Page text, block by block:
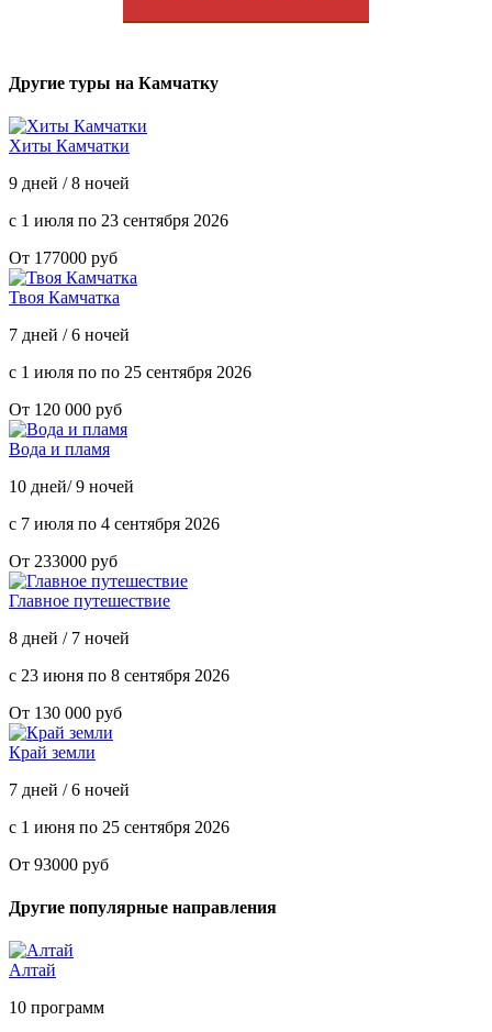
Другие туры на Камчатку
Хиты Камчатки
9 дней / 8 ночей
с 1 июля по 23 сентября 2026
От 177000 руб
Твоя Камчатка
7 дней / 6 ночей
с 1 июля по по 25 сентября 2026
От 120 000 руб
Вода и пламя
10 дней/ 9 ночей
с 7 июля по 4 сентября 2026
От 233000 руб
Главное путешествие
8 дней / 7 ночей
с 23 июня по 8 сентября 2026
От 130 000 руб
Край земли
7 дней / 6 ночей
с 1 июня по 25 сентября 2026
От 93000 руб
Другие популярные направления
Алтай
10 программ